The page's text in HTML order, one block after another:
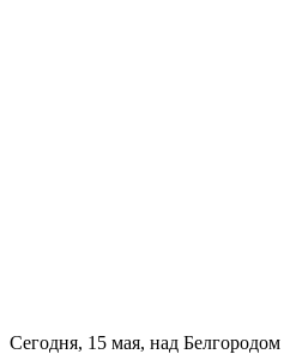
Сегодня, 15 мая, над